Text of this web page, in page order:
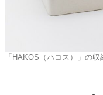
「HAKOS（ハコス）」の